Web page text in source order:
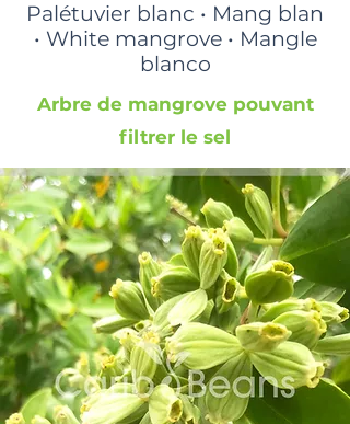
Palétuvier blanc • Mang blan
• White mangrove • Mangle
blanco
Arbre de mangrove pouvant
filtrer le sel